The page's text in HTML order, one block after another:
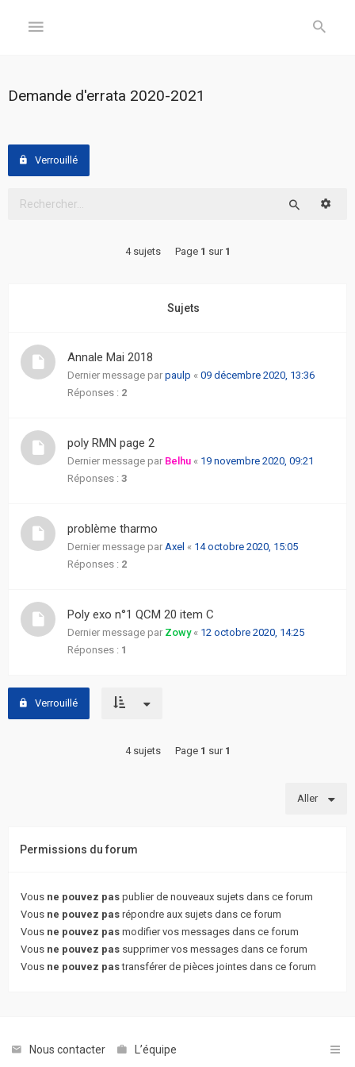
Inscription
Sujets
actifs
Recherche
avancée
L’équipe
Demande d'errata 2020-2021
Verrouillé
4 sujets Page 1 sur 1
Sujets
Annale Mai 2018
Dernier message par paulp « 09 décembre 2020, 13:36
Réponses : 2
poly RMN page 2
Dernier message par Belhu « 19 novembre 2020, 09:21
Réponses : 3
problème tharmo
Dernier message par Axel « 14 octobre 2020, 15:05
Réponses : 2
Poly exo n°1 QCM 20 item C
Dernier message par Zowy« 12 octobre 2020, 14:25
Réponses : 1
Verrouillé
4 sujets Page 1 sur 1
Aller
Permissions du forum
Vous ne pouvez pas publier de nouveaux sujets dans ce forum
Vous ne pouvez pas répondre aux sujets dans ce forum
Vous ne pouvez pas modifier vos messages dans ce forum
Vous ne pouvez pas supprimer vos messages dans ce forum
Vous ne pouvez pastransférer de pièces jointes dans ce forum
Nous contacter L’équipe